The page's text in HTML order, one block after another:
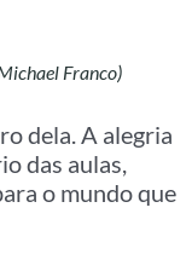
Franco)
dela. A alegria
das aulas,
o mundo que